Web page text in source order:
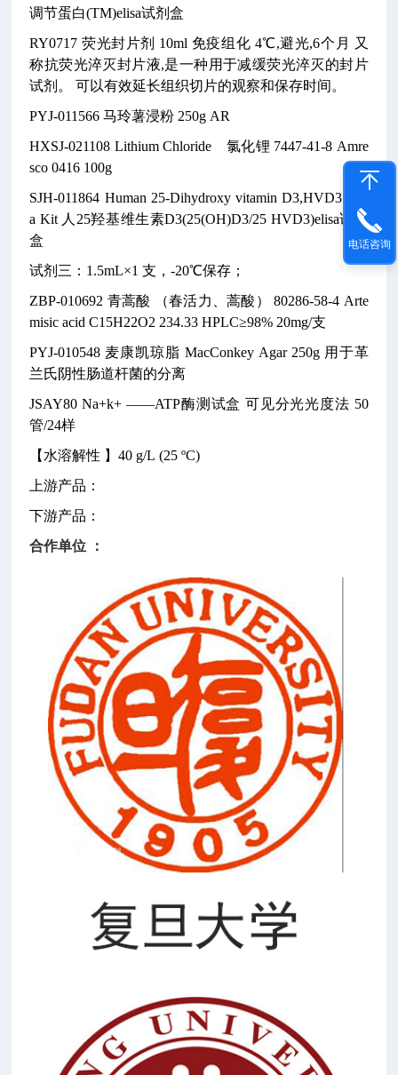
调节蛋白(TM)elisa试剂盒
RY0717 荧光封片剂 10ml 免疫组化 4℃,避光,6个月
又
称抗荧光淬灭封片液,是一种用于减缓荧光淬灭的封片
试剂。
可以有效延长组织切片的观察和保存时间。
PYJ-011566 马玲薯浸粉 250g AR
HXSJ-021108 Lithium Chloride 氯化锂 7447-41-8 Amre
sco 0416 100g
SJH-011864 Human 25-Dihydroxy vitamin D3,HVD3 Elis
a Kit 人25羟基维生素D3(25(OH)D3/25 HVD3)elisa试剂
盒
试剂三：1.5mL×1 支，-20℃保存；
ZBP-010692 青蒿酸 （春活力、蒿酸） 80286-58-4 Arte
misic acid C15H22O2 234.33 HPLC≥98% 20mg/支
PYJ-010548 麦康凯琼脂 MacConkey Agar 250g 用于革
兰氏阴性肠道杆菌的分离
JSAY80 Na+k+ ——ATP酶测试盒 可见分光光度法 50
管/24样
【水溶解性 】40 g/L (25 ºC)
上游产品：
下游产品：
合作单位 ：
电话咨询